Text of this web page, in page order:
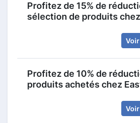
Profitez de 15% de
sélection de produits
Profitez de 10% de
produits achetés chez